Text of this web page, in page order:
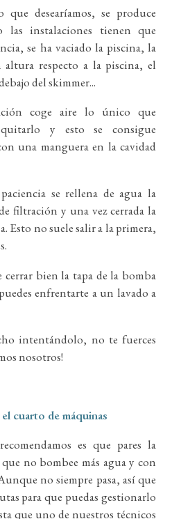
desearíamos, se produce
las instalaciones tienen que
se ha vaciado la piscina, la
altura respecto a la piscina, el
del skimmer...
coge aire lo único que
y esto se consigue
una manguera en la cavidad
se rellena de agua la
filtración y una vez cerrada la
Esto no suele salir a la primera,
cerrar bien la tapa de la bomba
enfrentarte a un lavado a
intentándolo, no te fuerces
nosotros!
cuarto de máquinas
es que pares la
no bombee más agua y con
no siempre pasa, así que
para que puedas gestionarlo
que uno de nuestros técnicos